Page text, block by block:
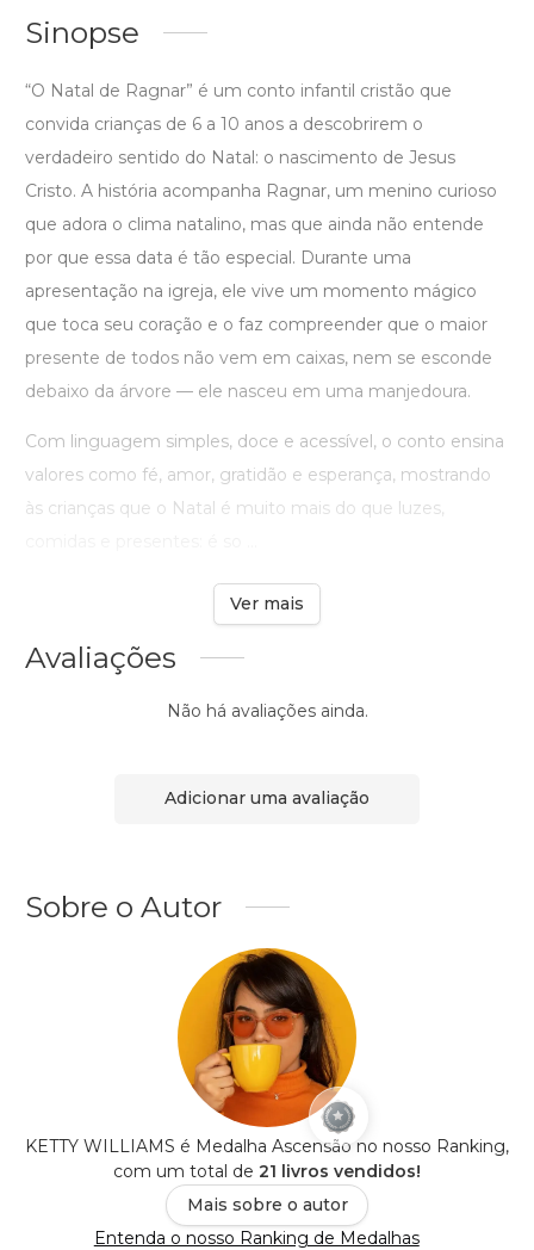
Sinopse
“O Natal de Ragnar” é um conto infantil cristão que
convida crianças de 6 a 10 anos a descobrirem o
verdadeiro sentido do Natal: o nascimento de Jesus
Cristo. A história acompanha Ragnar, um menino curioso
que adora o clima natalino, mas que ainda não entende
por que essa data é tão especial. Durante uma
apresentação na igreja, ele vive um momento mágico
que toca seu coração e o faz compreender que o maior
presente de todos não vem em caixas, nem se esconde
debaixo da árvore — ele nasceu em uma manjedoura.
Com linguagem simples, doce e acessível, o conto ensina
valores como fé, amor, gratidão e esperança, mostrando
às crianças que o Natal é muito mais do que luzes,
Ver mais
Avaliações
Não há avaliações ainda.
Adicionar uma avaliação
Sobre o Autor
KETTY WILLIAMS é Medalha Ascensão no nosso Ranking,
com um total de 21 livros vendidos!
Mais sobre o autor
Entenda o nosso Ranking de Medalhas